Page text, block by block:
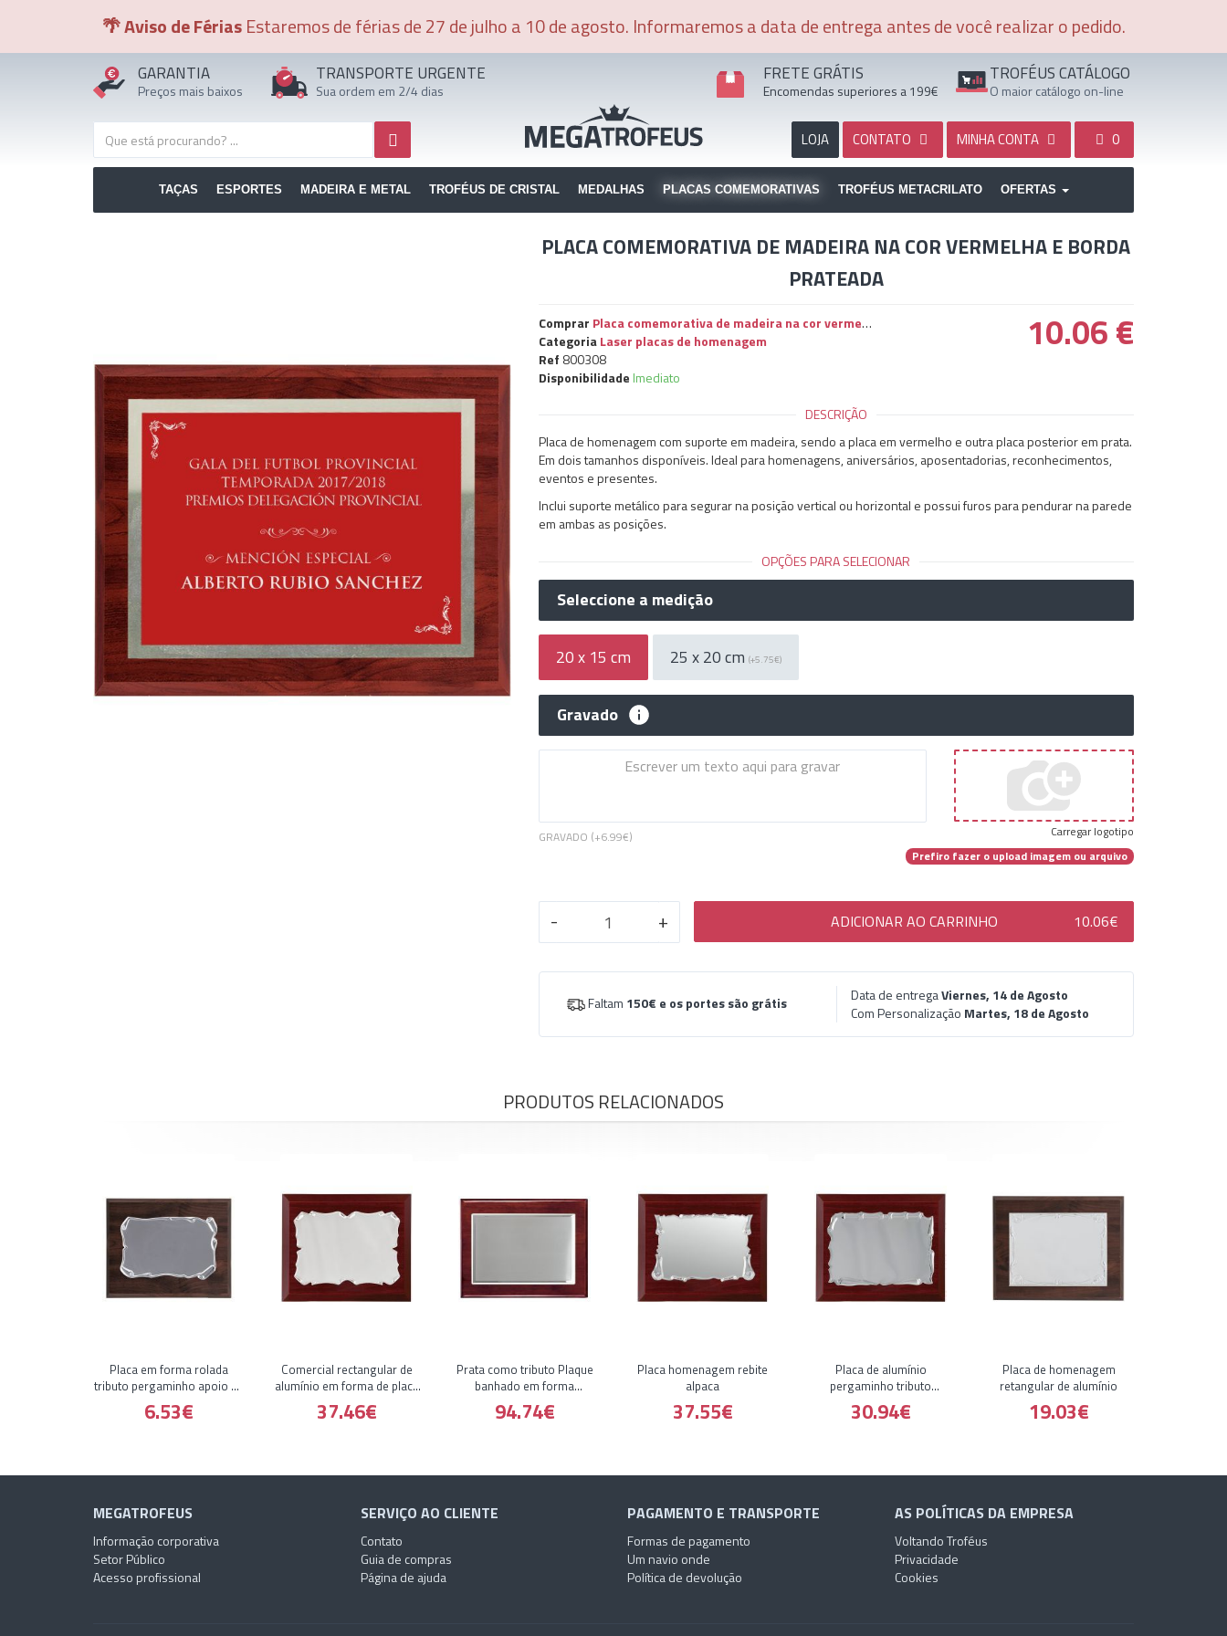
🌴 Aviso de FériasEstaremos de férias de 27 de julho a 10 de agosto. Informaremos a data de entrega antes de você realizar o pedido.
GARANTIA
Preços mais baixos
TRANSPORTE URGENTE
Sua ordem em 2/4 dias
FRETE GRÁTIS
Encomendas superiores a 199€
TROFÉUS CATÁLOGO
O maior catálogo on-line
LOJA CONTATO MINHA CONTA 0
TAÇAS ESPORTES MADEIRA E METAL TROFÉUS DE CRISTAL MEDALHAS PLACAS COMEMORATIVAS TROFÉUS METACRILATO OFERTAS
PLACA COMEMORATIVA DE MADEIRA NA COR VERMELHA E BORDA
PRATEADA
Comprar Placa comemorativa de madeira na cor vermelha e borda prateada
CategoriaLaser placas de homenagem
Ref 800308
Disponibilidade Imediato
10.06€
DESCRIÇÃO
Placa de homenagem com suporte em madeira, sendo a placa em vermelho e outra placa posterior em prata.
Em dois tamanhos disponíveis. Ideal para homenagens, aniversários, aposentadorias, reconhecimentos,
eventos e presentes.
Inclui suporte metálico para segurar na posição vertical ou horizontal e possui furos para pendurar na parede
em ambas as posições.
OPÇÕES PARA SELECIONAR
Seleccione a medição
20 x 15 cm 25 x 20 cm (+5.75€)
Gravado
GRAVADO (+6.99€) Carregar logotipo
Prefiro fazer o upload imagem ou arquivo
- + ADICIONAR AO CARRINHO 10.06€
Faltam 150€ e os portes são grátis Data de entregaViernes, 14 de Agosto
Com Personalização Martes, 18 de Agosto
PRODUTOS RELACIONADOS
Placa em forma rolada
tributo pergaminho apoio de
ouro noz
6.53€
Comercial rectangular de
alumínio em forma de placa
tributo pergaminho lado
rodada
37.46€
Prata como tributo Plaque
banhado em forma
retangular e quadro dobro
94.74€
Placa homenagem rebite
alpaca
37.55€
Placa de alumínio
pergaminho tributo
comercial
30.94€
Placa de homenagem
retangular de alumínio
19.03€
MEGATROFEUS
Informação corporativa
Setor Público
Acesso profissional
SERVIÇO AO CLIENTE
Contato
Guia de compras
Página de ajuda
PAGAMENTO E TRANSPORTE
Formas de pagamento
Um navio onde
Política de devolução
AS POLÍTICAS DA EMPRESA
Voltando Troféus
Privacidade
Cookies